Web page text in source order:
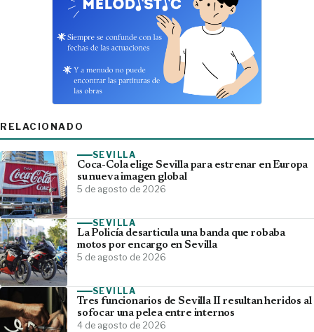
RELACIONADO
SEVILLA
Coca-Cola elige Sevilla para estrenar en Europa
su nueva imagen global
5 de agosto de 2026
SEVILLA
La Policía desarticula una banda que robaba
motos por encargo en Sevilla
5 de agosto de 2026
SEVILLA
Tres funcionarios de Sevilla II resultan heridos al
sofocar una pelea entre internos
4 de agosto de 2026